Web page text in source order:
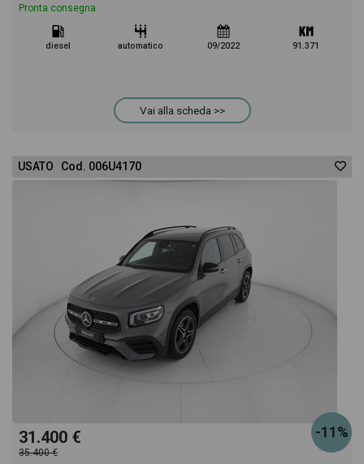
Pronta consegna
diesel automatico 09/2022 91.371
Vai alla scheda >>
USATO Cod. 006U4170
-11%
31.400 €
35.400 €